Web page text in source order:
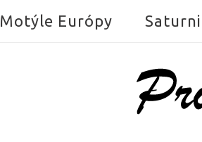
Motýle Európy
Home